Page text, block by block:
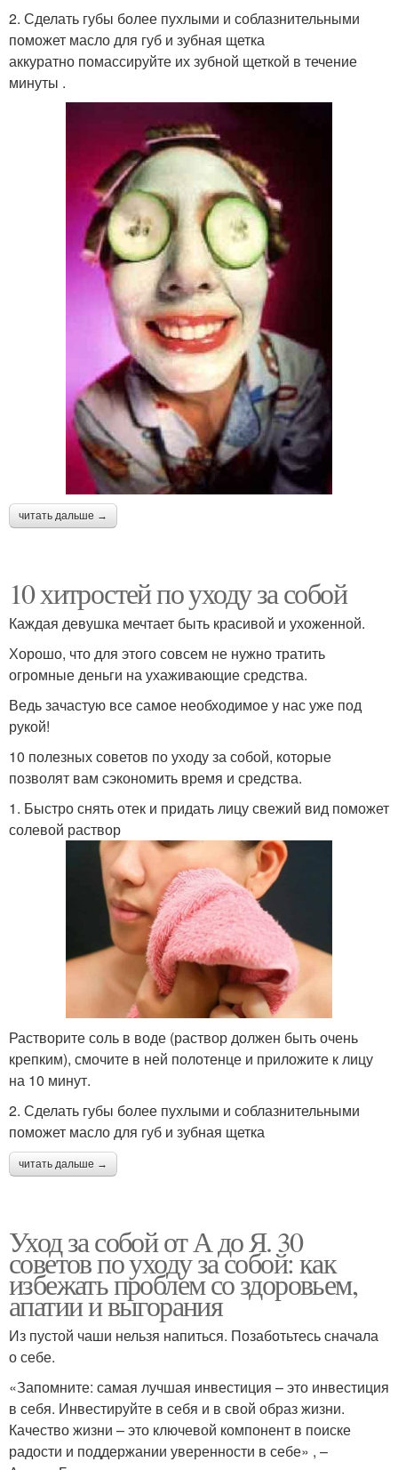
2. Сделать губы более пухлыми и соблазнительными
поможет масло для губ и зубная щетка
аккуратно помассируйте их зубной щеткой в течение
минуты .
читать дальше →
10 хитростей по уходу за собой
Каждая девушка мечтает быть красивой и ухоженной.
Хорошо, что для этого совсем не нужно тратить
огромные деньги на ухаживающие средства.
Ведь зачастую все самое необходимое у нас уже под
рукой!
10 полезных советов по уходу за собой, которые
позволят вам сэкономить время и средства.
1. Быстро снять отек и придать лицу свежий вид поможет
солевой раствор
Растворите соль в воде (раствор должен быть очень
крепким), смочите в ней полотенце и приложите к лицу
на 10 минут.
2. Сделать губы более пухлыми и соблазнительными
поможет масло для губ и зубная щетка
читать дальше →
Уход за собой от А до Я. 30
советов по уходу за собой: как
избежать проблем со здоровьем,
апатии и выгорания
Из пустой чаши нельзя напиться. Позаботьтесь сначала
о себе.
«Запомните: самая лучшая инвестиция – это инвестиция
в себя. Инвестируйте в себя и в свой образ жизни.
Качество жизни – это ключевой компонент в поиске
радости и поддержании уверенности в себе» , –